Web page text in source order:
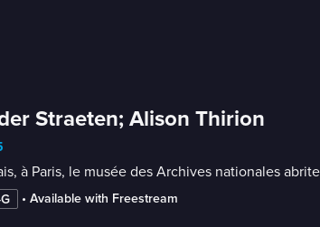
Straeten; Alison Thirion
à Paris, le musée des Archives nationales
• Available with Freestream